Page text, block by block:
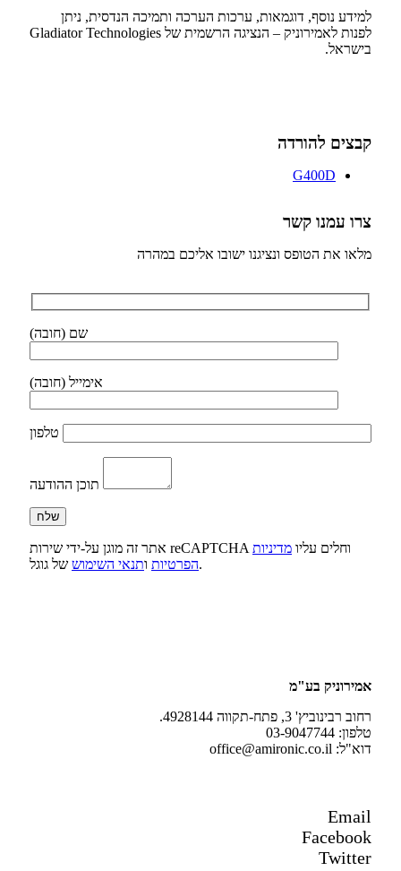
למידע נוסף, דוגמאות, ערכות הערכה ותמיכה הנדסית, ניתן
לפנות לאמירוניק – הנציגה הרשמית של Gladiator Technologies
בישראל.
קבצים להורדה
G400D
צרו עמנו קשר
מלאו את הטופס ונציגנו ישובו אליכם במהרה
שם (חובה)
אימייל (חובה)
אתר זה מוגן על-ידי שירות reCAPTCHA וחלים עליו מדיניות
הפרטיות ותנאי השימוש של גוגל.
אמירוניק בע"מ
רחוב רבינוביץ' 3, פתח-תקווה 4928144.
טלפון: 03-9047744
דוא"ל: office@amironic.co.il
Email
Facebook
Twitter